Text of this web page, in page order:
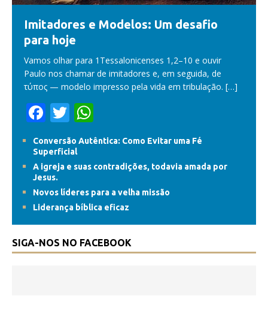
Imitadores e Modelos: Um desafio
para hoje
Vamos olhar para 1Tessalonicenses 1,2–10 e ouvir
Paulo nos chamar de imitadores e, em seguida, de
τύπος — modelo impresso pela vida em tribulação. […]
F
e
b
o
o
k
T
w
itt
er
h
at
s
A
p
p
Conversão Autêntica: Como Evitar uma Fé
Superficial
A igreja e suas contradições, todavia amada por
Jesus.
Novos líderes para a velha missão
Liderança bíblica eficaz
SIGA-NOS NO FACEBOOK